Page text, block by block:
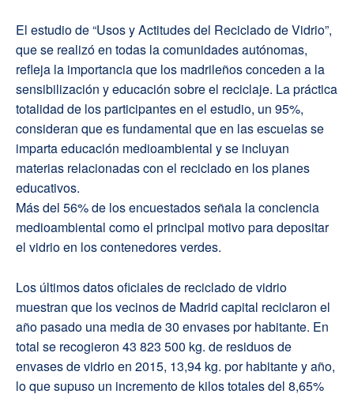
El estudio de “Usos y Actitudes del Reciclado de Vidrio”,
que se realizó en todas la comunidades autónomas,
refleja la importancia que los madrileños conceden a la
sensibilización y educación sobre el reciclaje. La práctica
totalidad de los participantes en el estudio, un 95%,
consideran que es fundamental que en las escuelas se
imparta educación medioambiental y se incluyan
materias relacionadas con el reciclado en los planes
educativos.
Más del 56% de los encuestados señala la conciencia
medioambiental como el principal motivo para depositar
el vidrio en los contenedores verdes.
Los últimos datos oficiales de reciclado de vidrio
muestran que los vecinos de Madrid capital reciclaron el
año pasado una media de 30 envases por habitante. En
total se recogieron 43 823 500 kg. de residuos de
envases de vidrio en 2015, 13,94 kg. por habitante y año,
lo que supuso un incremento de kilos totales del 8,65%